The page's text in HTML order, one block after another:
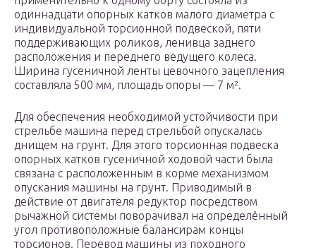
одиннадцати опорных катков малого диаметра с
индивидуальной торсионной подвеской, пяти
поддерживающих роликов, ленивца заднего
расположения и переднего ведущего колеса.
Ширина гусеничной ленты цевочного зацепления
составляла 500 мм, площадь опоры — 7 м².
Для обеспечения необходимой устойчивости при
стрельбе машина перед стрельбой опускалась
днищем на грунт. Для этого торсионная подвеска
опорных катков гусеничной ходовой части была
связана с расположенным в корме механизмом
опускания машины на грунт. Приводимый в
действие от двигателя редуктор посредством
рычажной системы поворачивал на определённый
угол противоположные балансирам концы
торсионов. Перевод машины из походного